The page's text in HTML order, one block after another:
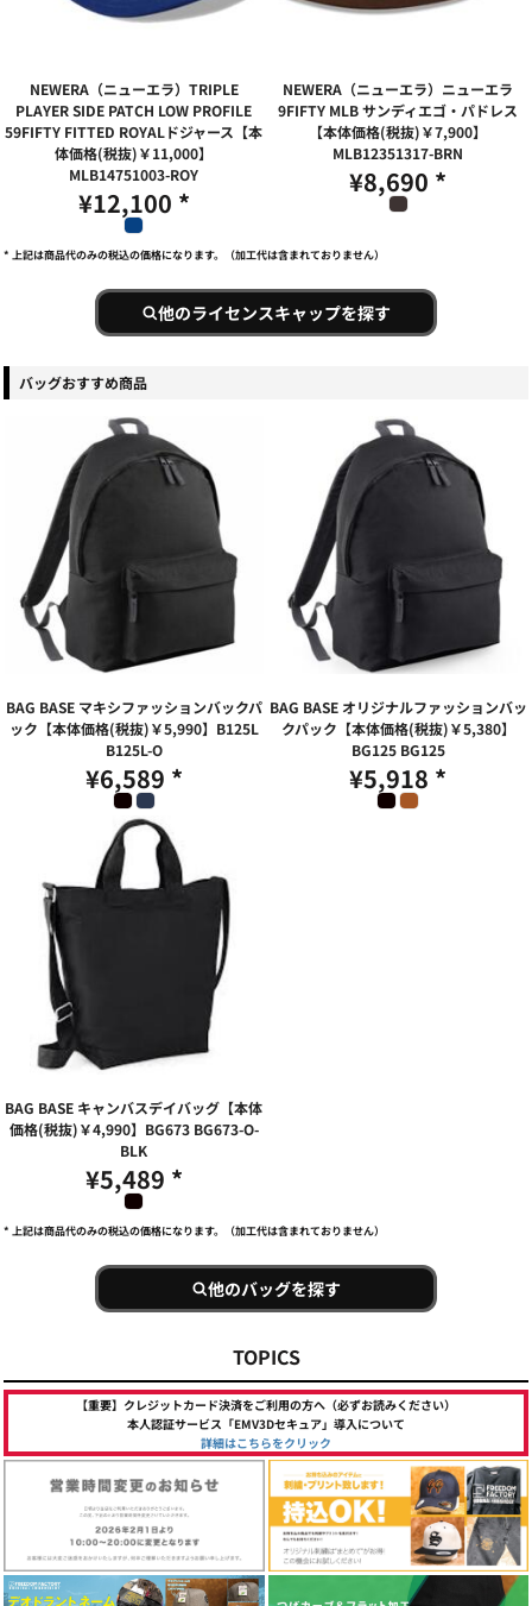
NEWERA（ニューエラ）TRIPLE
PLAYER SIDE PATCH LOW PROFILE
59FIFTY FITTED ROYALドジャース【本
体価格(税抜)￥11,000】
MLB14751003-ROY
¥12,100 *
NEWERA（ニューエラ）ニューエラ
9FIFTY MLB サンディエゴ・パドレス
【本体価格(税抜)￥7,900】
MLB12351317-BRN
¥8,690 *
* 上記は商品代のみの税込の価格になります。（加工代は含まれておりません）
他のライセンスキャップを探す
バッグおすすめ商品
BAG BASE マキシファッションバックパ
ック【本体価格(税抜)￥5,990】B125L
B125L-O
¥6,589 *
BAG BASE オリジナルファッションバッ
クパック【本体価格(税抜)￥5,380】
BG125 BG125
¥5,918 *
BAG BASE キャンバスデイバッグ【本体
価格(税抜)￥4,990】BG673 BG673-O-
BLK
¥5,489 *
* 上記は商品代のみの税込の価格になります。（加工代は含まれておりません）
他のバッグを探す
TOPICS
【重要】クレジットカード決済をご利用の方へ（必ずお読みください）
本人認証サービス「EMV3Dセキュア」導入について
詳細はこちらをクリック